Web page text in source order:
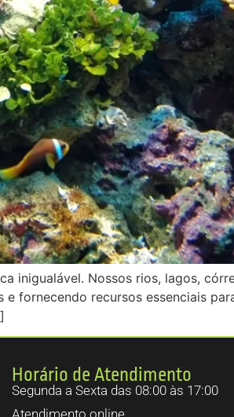
inigualável. Nossos rios, lagos,
fornecendo recursos essenciais
Horário de Atendimento
Segunda a Sexta das 08:00 às 17:00